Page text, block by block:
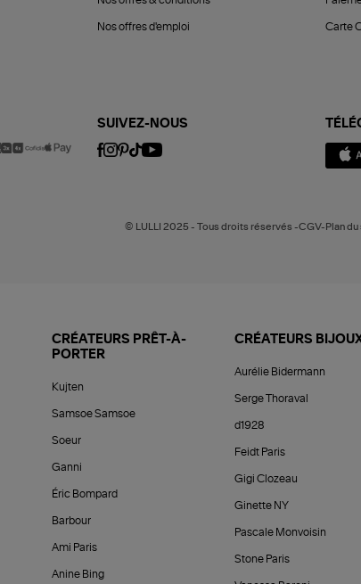
Nos offres d'emploi Carte
SUIVEZ-NOUS
© LULLI 2025 - Tous droits réservés -CGV-Plan
CRÉATEURS PRÊT-À-
PORTER
Kujten
Samsoe Samsoe
Soeur
Ganni
Éric Bompard
Barbour
Ami Paris
Anine Bing
CRÉATEURS
Aurélie Bidermann
Serge Thoraval
d1928
Feidt Paris
Gigi Clozeau
Ginette NY
Pascale Monvoisin
Stone Paris